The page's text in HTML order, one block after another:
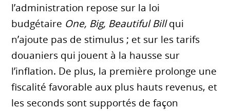
l’administration repose sur la loi
budgétaire One, Big, Beautiful Billqui
n’ajoute pas de stimulus ; et sur les tarifs
douaniers qui jouent à la hausse sur
l’inflation. De plus, la première prolonge une
fiscalité favorable aux plus hauts revenus, et
les seconds sont supportés de façon